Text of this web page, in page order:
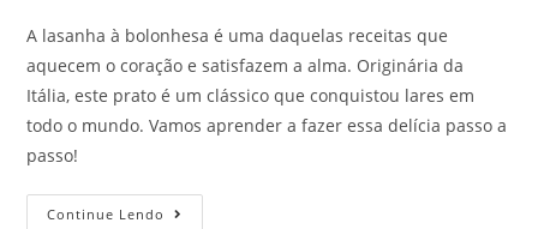
A lasanha à bolonhesa é uma daquelas receitas que
aquecem o coração e satisfazem a alma. Originária da
Itália, este prato é um clássico que conquistou lares em
todo o mundo. Vamos aprender a fazer essa delícia passo a
passo!
Continue Lendo